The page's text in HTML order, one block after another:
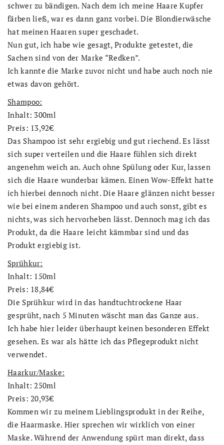
schwer zu bändigen. Nach dem ich meine Haare Kupfer
färben ließ, war es dann ganz vorbei. Die Blondierwäsche
hat meinen Haaren super geschadet.
Nun gut, ich habe wie gesagt, Produkte getestet, die
Sachen sind von der Marke “Redken”.
Ich kannte die Marke zuvor nicht und habe auch noch nie
etwas davon gehört.
Shampoo:
Inhalt: 300ml
Preis: 13,92€
Das Shampoo ist sehr ergiebig und gut riechend. Es lässt
sich super verteilen und die Haare fühlen sich direkt
angenehm weich an. Auch ohne Spülung oder Kur, lassen
sich die Haare wunderbar kämen. Einen Wow-Effekt hatte
ich hierbei dennoch nicht. Die Haare glänzen nicht besser
wie bei einem anderen Shampoo und auch sonst, gibt es
nichts, was sich hervorheben lässt. Dennoch mag ich das
Produkt, da die Haare leicht kämmbar sind und das
Produkt ergiebig ist.
Sprühkur:
Inhalt: 150ml
Preis: 18,84€
Die Sprühkur wird in das handtuchtrockene Haar
gesprüht, nach 5 Minuten wäscht man das Ganze aus.
Ich habe hier leider überhaupt keinen besonderen Effekt
gesehen. Es war als hätte ich das Pflegeprodukt nicht
verwendet.
Haarkur/Maske:
Inhalt: 250ml
Preis: 20,93€
Kommen wir zu meinem Lieblingsprodukt in der Reihe,
die Haarmaske. Hier sprechen wir wirklich von einer
Maske. Während der Anwendung spürt man direkt, dass